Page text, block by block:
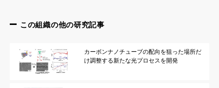
この組織の他の研究記事
カーボンナノチューブの配向を狙った場所だ
け調整する新たな光プロセスを開発